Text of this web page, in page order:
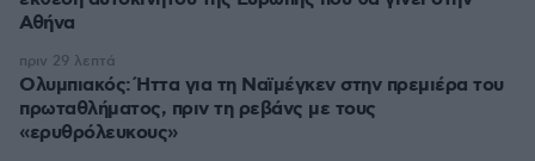
Αθήνα
Ολυμπιακός: Ήττα για τη Ναϊμέγκεν στην πρεμιέρα του
πρωταθλήματος, πριν τη ρεβάνς με τους
«ερυθρόλευκους»
πριν 29 λεπτά